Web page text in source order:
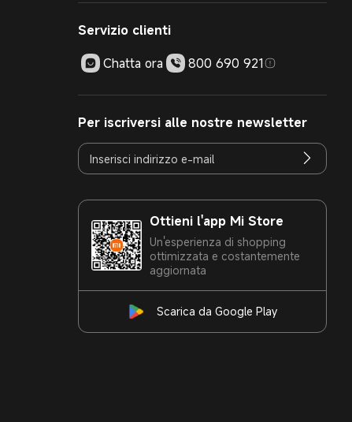
Servizio clienti
Chatta ora
800 690 921
Per iscriversi alle nostre newsletter
Ottieni l'app Mi Store
Un'esperienza di shopping
ottimizzata e costantemente
aggiornata
Scarica da Google Play